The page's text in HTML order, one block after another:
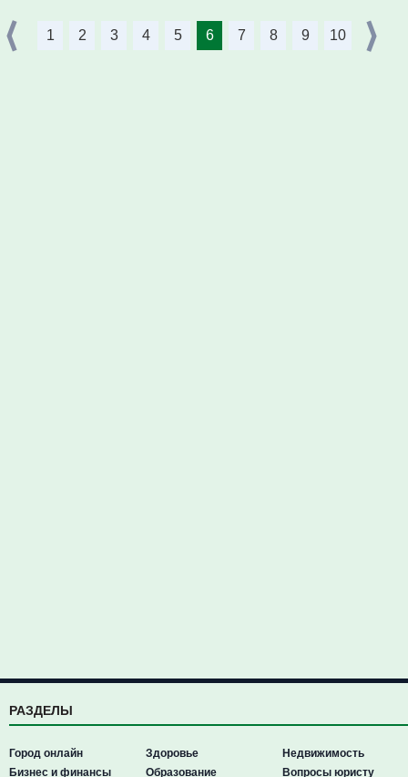
1 2 3 4 5 6 7 8 9 10
РАЗДЕЛЫ
Город онлайн
Бизнес и финансы
Здоровье
Образование
Недвижимость
Вопросы юристу